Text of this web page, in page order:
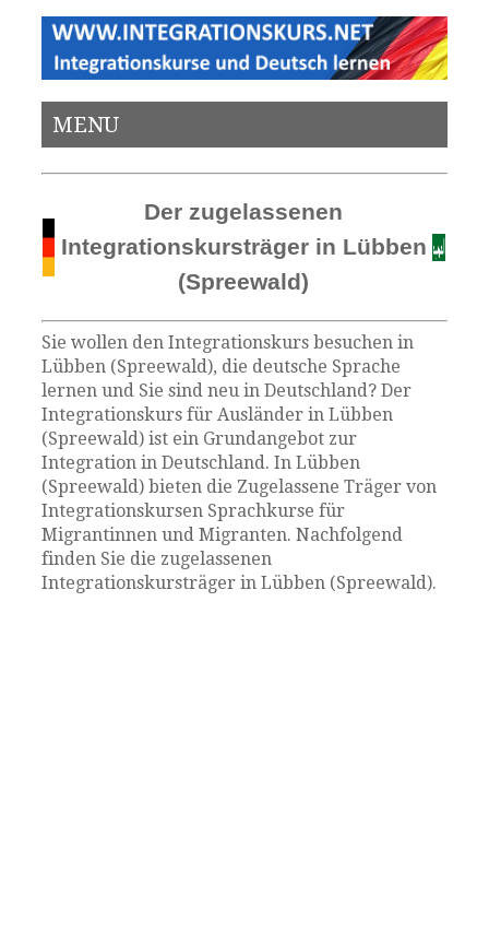
MENU
Der zugelassenen
Integrationskursträger in Lübben
(Spreewald)
Sie wollen den Integrationskurs besuchen in
Lübben (Spreewald), die deutsche Sprache
lernen und Sie sind neu in Deutschland? Der
Integrationskurs für Ausländer in Lübben
(Spreewald) ist ein Grundangebot zur
Integration in Deutschland. In Lübben
(Spreewald) bieten die Zugelassene Träger von
Integrationskursen Sprachkurse für
Migrantinnen und Migranten. Nachfolgend
finden Sie die zugelassenen
Integrationskursträger in Lübben (Spreewald).